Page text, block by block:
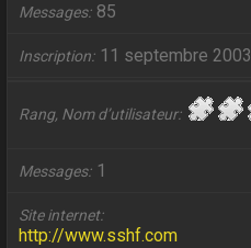
Messages 85
Inscription 11 septembre
Rang, Nom d’utilisateur
Messages 1
Site internet
http://www.sshf.com